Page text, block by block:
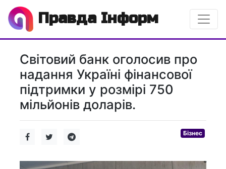
Правда Інформ
Світовий банк оголосив про
надання Україні фінансової
підтримки у розмірі 750
мільйонів доларів.
Бізнес